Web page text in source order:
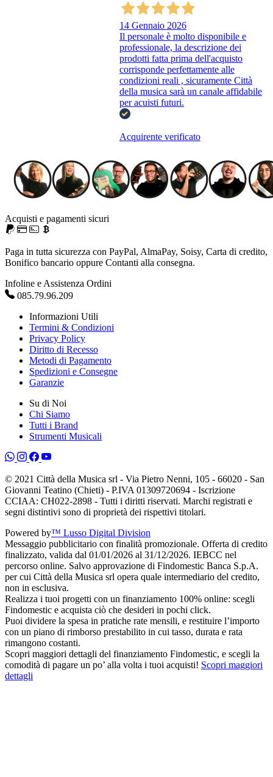
14 Gennaio 2026
Il personale è molto disponibile e
professionale, la descrizione dei
prodotti fatta prima dell'acquisto
corrisponde perfettamente alle
condizioni reali , sicuramente Città
della musica sarà un canale affidabile
per acuisti futuri.
Acquirente verificato
Acquisti e pagamenti sicuri
Paga in tutta sicurezza con PayPal, AlmaPay, Soisy, Carta di credito,
Bonifico bancario oppure Contanti alla consegna.
Infoline e Assistenza Ordini
085.79.96.209
Informazioni Utili
Termini & Condizioni
Privacy Policy
Diritto di Recesso
Metodi di Pagamento
Spedizioni e Consegne
Garanzie
Su di Noi
Chi Siamo
Tutti i Brand
Strumenti Musicali
© 2021 Città della Musica srl - Via Pietro Nenni, 105 - 66020 - San
Giovanni Teatino (Chieti) - P.IVA 01309720694 - Iscrizione
CCIAA: CH022-2898 - Tutti i diritti riservati. Marchi registrati e
segni distintivi sono di proprietà dei rispettivi titolari.
Powered by™ Lusso Digital Division
Messaggio pubblicitario con finalità promozionale. Offerta di credito
finalizzato, valida dal 01/01/2026 al 31/12/2026. IEBCC nel
percorso online. Salvo approvazione di Findomestic Banca S.p.A.
per cui Città della Musica srl opera quale intermediario del credito,
non in esclusiva.
Realizza i tuoi progetti con un finanziamento 100% online: scegli
Findomestic e acquista ciò che desideri in pochi click.
Puoi dividere la spesa in pratiche rate mensili, e restituire l’importo
con un piano di rimborso prestabilito in cui tasso, durata e rata
rimangono costanti.
Scopri maggiori dettagli del finanziamento Findomestic, e scegli la
comodità di pagare un po’ alla volta i tuoi acquisti! Scopri maggiori
dettagli